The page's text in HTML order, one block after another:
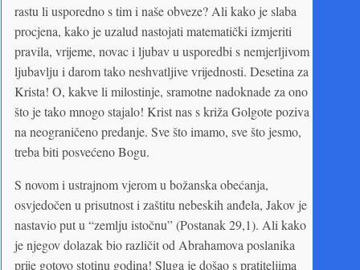
rastu li usporedno s tim i naše obveze? Ali kako je slaba
procjena, kako je uzalud nastojati matematički izmjeriti
pravila, vrijeme, novac i ljubav u usporedbi s nemjerljivom
ljubavlju i darom tako neshvatljive vrijednosti. Desetina za
Krista! O, kakve li milostinje, sramotne nadoknade za ono
što je tako mnogo stajalo! Krist nas s križa Golgote poziva
na neograničeno predanje. Sve što imamo, sve što jesmo,
treba biti posvećeno Bogu.
S novom i ustrajnom vjerom u božanska obećanja,
osvjedočen u prisutnost i zaštitu nebeskih anđela, Jakov je
nastavio put u “zemlju istočnu” (Postanak 29,1). Ali kako
je njegov dolazak bio različit od Abrahamova poslanika
prije gotovo stotinu godina! Sluga je došao s pratiteljima